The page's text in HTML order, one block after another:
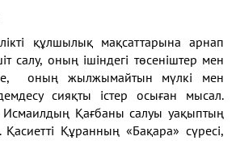
құлшылық мақсаттарына арнап
салу, оның ішіндегі төсеніштер мен
оның жылжымайтын мүлкі мен
сияқты істер осыған мысал.
Қағбаны салуы уақыптың
Құранның «Бақара» сүресі,